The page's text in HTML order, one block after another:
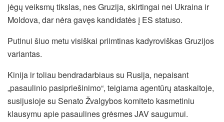
jėgų veiksmų tikslas, nes Gruzija, skirtingai nei Ukraina ir
Moldova, dar nėra gavęs kandidatės į ES statuso.
Putinui šiuo metu visiškai priimtinas kadyroviškas Gruzijos
variantas.
Kinija ir toliau bendradarbiaus su Rusija, nepaisant
„pasaulinio pasipriešinimo“, teigiama agentūrų ataskaitoje,
susijusioje su Senato Žvalgybos komiteto kasmetiniu
klausymu apie pasaulines grėsmes JAV saugumui.